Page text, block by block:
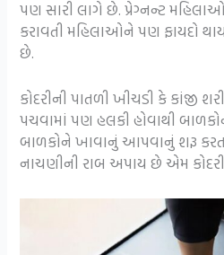
પણ સારી લાગે છે. પ્રેગ્નન્ટ
કરાવતી મહિલાઓને પણ ફાયદો
છે.
કોદરીની પાતળી ખીચડી કે કાંજી
પચવામાં પણ હલકી હોવાથી
બાળકોને ખાવાનું આપવાનું શરૂ
નાચણીની રાબ અપાય છે એમ